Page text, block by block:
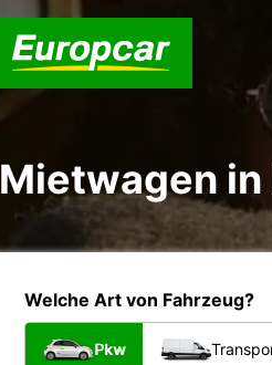
Mietwagen
Welche Art von Fahrzeug?
Pkw